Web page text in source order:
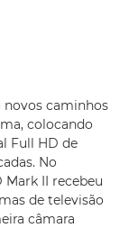
novos caminhos
colocando
Full HD de
No
Mark II recebeu
de televisão
câmara